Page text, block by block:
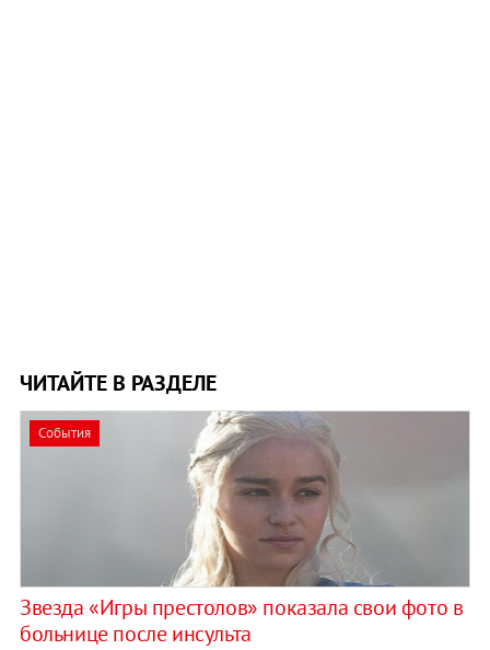
ЧИТАЙТЕ В РАЗДЕЛЕ
События
Звезда «Игры престолов» показала свои фото в
больнице после инсульта